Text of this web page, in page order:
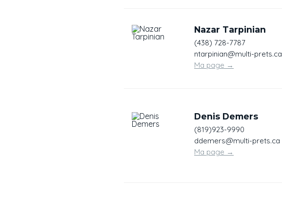
Nazar Tarpinian
(438) 728-7787
ntarpinian@multi-prets.ca
Ma page →
Denis Demers
(819)923-9990
ddemers@multi-prets.ca
Ma page →